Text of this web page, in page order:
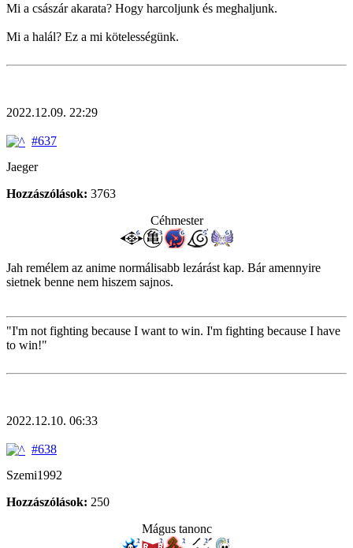
Mi a császár akarata? Hogy harcoljunk és meghaljunk.
Mi a halál? Ez a mi kötelességünk.
2022.12.09. 22:29
#637
Jaeger
Hozzászólások: 3763
Céhmester
Jah remélem az anime normálisabb lezárást kap. Bár amennyire
sietnek benne nem hiszem sajnos.
"I'm not fighting because I want to win. I'm fighting because I have
to win!"
2022.12.10. 06:33
#638
Szemi1992
Hozzászólások: 250
Mágus tanonc